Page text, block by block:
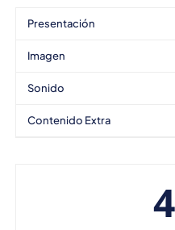
Presentación
Imagen
Sonido
Contenido Extra